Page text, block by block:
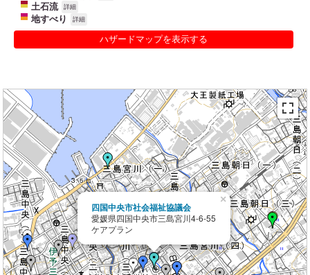
土石流 詳細
地すべり 詳細
ハザードマップを表示する
四国中央市社会福祉協議会
愛媛県四国中央市三島宮川4-6-55
ケアプラン
×